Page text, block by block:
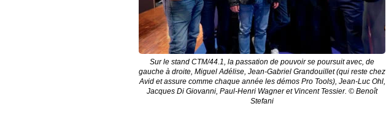
Sur le stand CTM/44.1, la passation de pouvoir se poursuit avec, de
gauche à droite, Miguel Adélise, Jean-Gabriel Grandouillet (qui reste chez
Avid et assure comme chaque année les démos Pro Tools), Jean-Luc Ohl,
Jacques Di Giovanni, Paul-Henri Wagner et Vincent Tessier. © Benoît
Stefani